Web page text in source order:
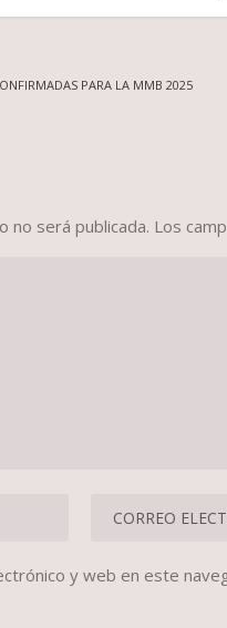
PARA LA MMB 2025
no será publicada. Los
y web en este